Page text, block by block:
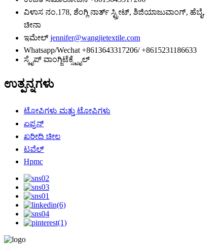
ವಿಳಾಸ ನಂ.178, ಶೆಂಗ್ಲಿ ನಾರ್ತ್ ಸ್ಟ್ರೀಟ್, ಶಿಜಿಯಾಜುವಾಂಗ್, ಹೆಬೈ,
ಚೀನಾ
ಇಮೇಲ್ jennifer@wangjietextile.com
Whatsapp/Wechat +8613643317206/ +8615231186633
ಸ್ಕೈಪ್ ವಾಂಗ್ಜಿಟೆಕ್ಸ್ಟೈಲ್
ಉತ್ಪನ್ನಗಳು
ಟೋಪಿಗಳು ಮತ್ತು ಟೋಪಿಗಳು
ಏಪ್ರನ್
ಖರೀದಿ ಚೀಲ
ಟವೆಲ್
Hpmc